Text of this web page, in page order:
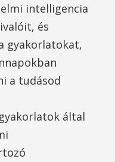
intelligencia
és
gyakorlatokat,
a tudásod
által